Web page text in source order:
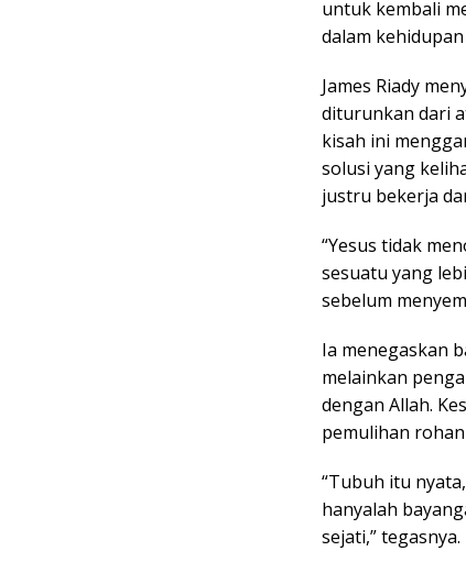
untuk kembali
dalam
James Riady
diturunkan dari
kisah ini
solusi yang
justru bekerja
“Yesus tidak
sesuatu yang
sebelum
Ia menegaskan
melainkan
dengan Allah.
pemulihan
“Tubuh itu
hanyalah
sejati,” tegasnya.